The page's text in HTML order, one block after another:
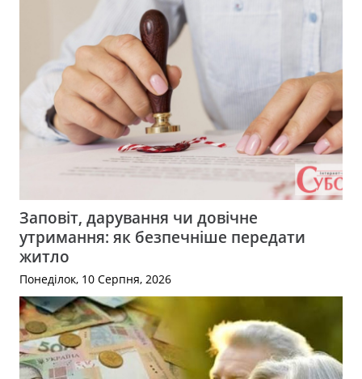
Заповіт, дарування чи довічне
утримання: як безпечніше передати
житло
Понеділок, 10 Серпня, 2026